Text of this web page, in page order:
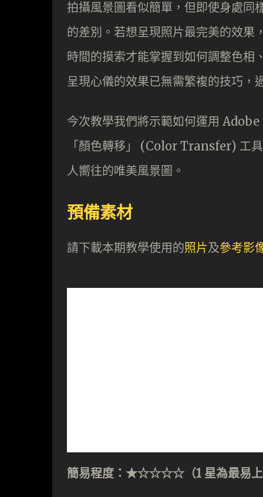
拍攝風景圖看似簡單，但即使身處同
的差別。若想呈現照片最完美的效果
時間的摸索才能掌握到如何調整色相
呈現心儀的效果已無需繁複的技巧，
今次教學我們將示範如何運用
「顏色轉移」 (Color Transfer) 工
人嚮往的唯美風景圖。
預備素材
請下載本期教學使用的照片及參考影
簡易程度：★☆☆☆☆（1 星為最易